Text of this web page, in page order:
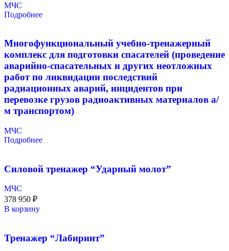
МЧС
Подробнее
Многофункциональный учебно-тренажерный
комплекс для подготовки спасателей (проведение
аварийно-спасательных и других неотложных
работ по ликвидации последствий
радиационных аварий, инцидентов при
перевозке грузов радиоактивных материалов а/
м транспортом)
МЧС
Подробнее
Силовой тренажер “Ударный молот”
МЧС
378 950 ₽
В корзину
Тренажер “Лабиринт”